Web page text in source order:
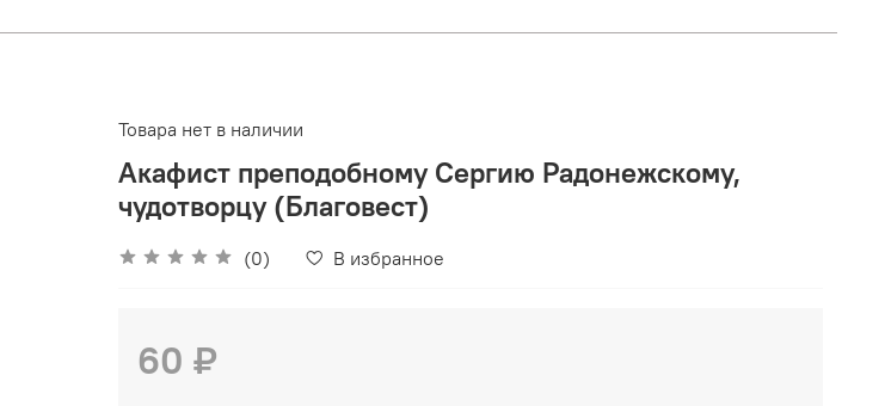
Товара нет в наличии
Акафист преподобному Сергию Радонежскому,
чудотворцу (Благовест)
(0) В избранное
60 ₽